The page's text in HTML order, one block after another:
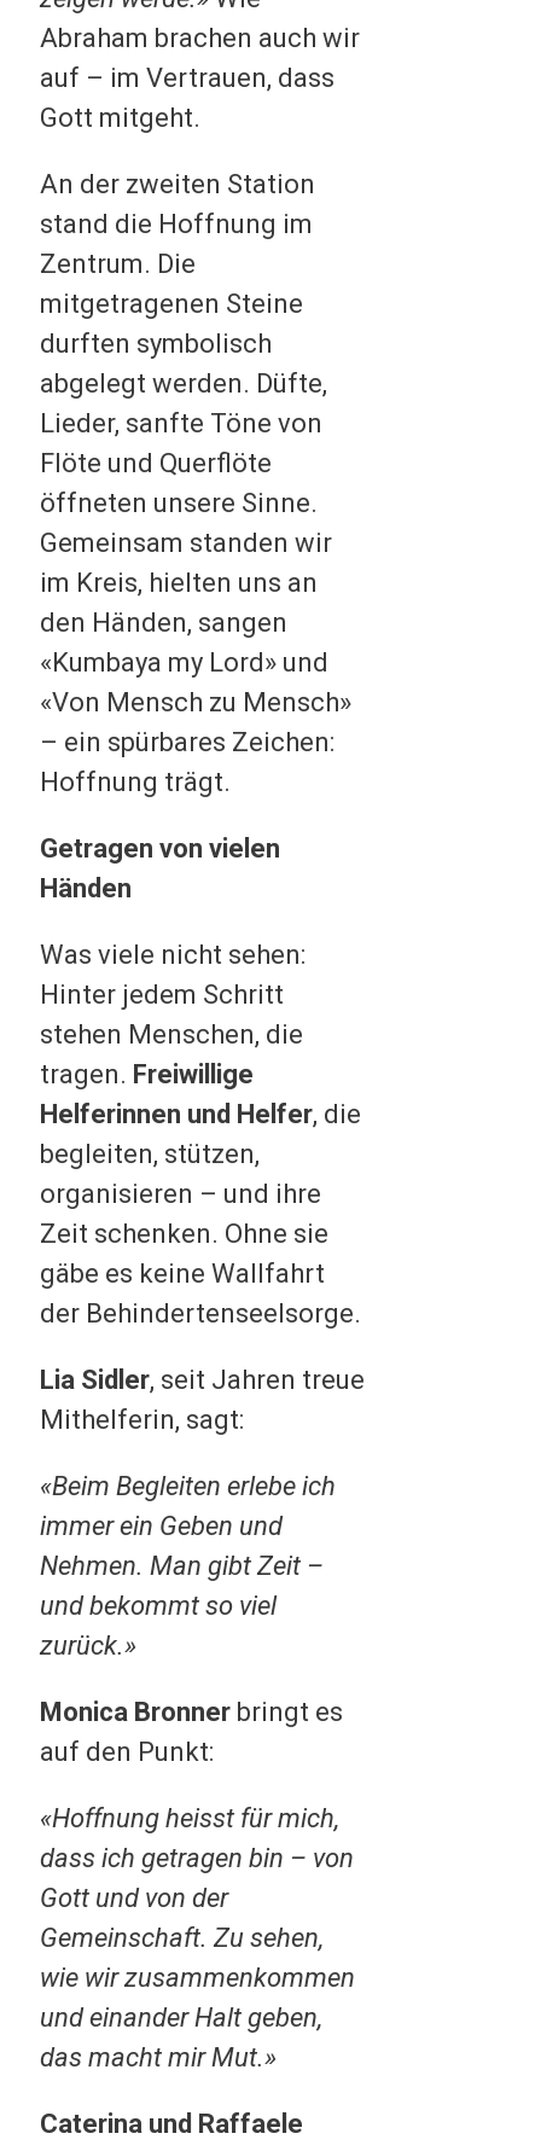
Abraham brachen auch wir
auf – im Vertrauen, dass
Gott mitgeht.
An der zweiten Station
stand die Hoffnung im
Zentrum. Die
mitgetragenen Steine
durften symbolisch
abgelegt werden. Düfte,
Lieder, sanfte Töne von
Flöte und Querflöte
öffneten unsere Sinne.
Gemeinsam standen wir
im Kreis, hielten uns an
den Händen, sangen
«Kumbaya my Lord» und
«Von Mensch zu Mensch»
– ein spürbares Zeichen:
Hoffnung trägt.
Getragen von vielen
Händen
Was viele nicht sehen:
Hinter jedem Schritt
stehen Menschen, die
tragen. Freiwillige
Helferinnen und Helfer, die
begleiten, stützen,
organisieren – und ihre
Zeit schenken. Ohne sie
gäbe es keine Wallfahrt
der Behindertenseelsorge.
Lia Sidler, seit Jahren treue
Mithelferin, sagt:
«Beim Begleiten erlebe ich
immer ein Geben und
Nehmen. Man gibt Zeit –
und bekommt so viel
zurück.»
Monica Bronner bringt es
auf den Punkt:
«Hoffnung heisst für mich,
dass ich getragen bin – von
Gott und von der
Gemeinschaft. Zu sehen,
wie wir zusammenkommen
und einander Halt geben,
das macht mir Mut.»
Caterina und Raffaele